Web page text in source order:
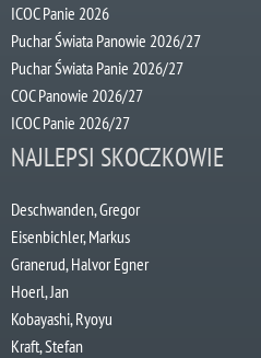
ICOC Panie 2026
Puchar Świata Panowie 2026/27
Puchar Świata Panie 2026/27
COC Panowie 2026/27
ICOC Panie 2026/27
NAJLEPSI SKOCZKOWIE
Deschwanden, Gregor
Eisenbichler, Markus
Granerud, Halvor Egner
Hoerl, Jan
Kobayashi, Ryoyu
Kraft, Stefan